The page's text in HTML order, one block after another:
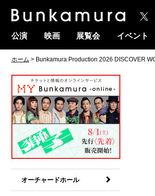
公演 映画 展覧会 イベント
ホーム > Bunkamura Production 2026 DISCOVER
オーチャードホール